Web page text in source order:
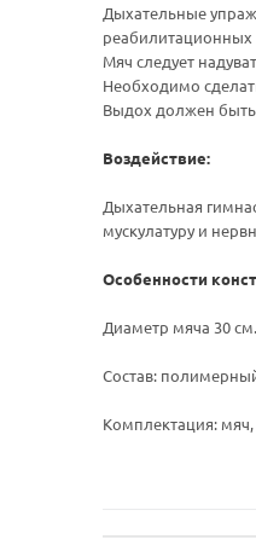
Дыхательные
реабилитационных
Мяч следует
Необходимо
Выдох должен быть
Воздействие:
Дыхательная
мускулатуру и
Особенности
Диаметр мяча 30 см.
Состав:
Комплектация: